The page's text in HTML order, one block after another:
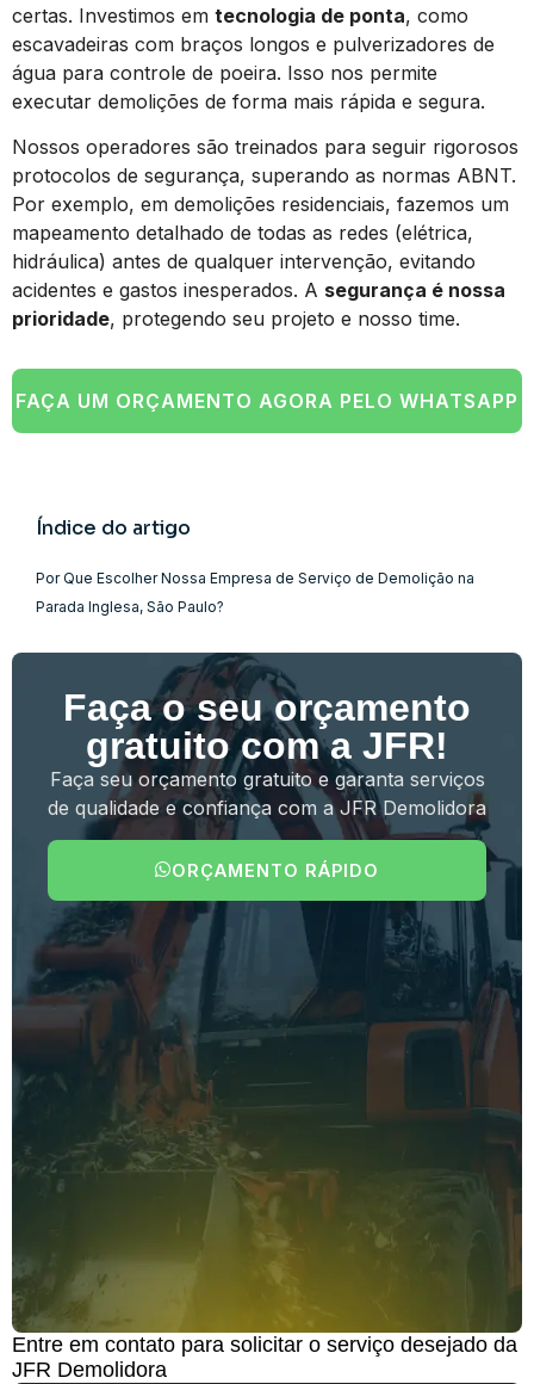
certas. Investimos em tecnologia de ponta, como
escavadeiras com braços longos e pulverizadores de
água para controle de poeira. Isso nos permite
executar demolições de forma mais rápida e segura.
Nossos operadores são treinados para seguir rigorosos
protocolos de segurança, superando as normas ABNT.
Por exemplo, em demolições residenciais, fazemos um
mapeamento detalhado de todas as redes (elétrica,
hidráulica) antes de qualquer intervenção, evitando
acidentes e gastos inesperados. A segurança é nossa
prioridade, protegendo seu projeto e nosso time.
FAÇA UM ORÇAMENTO AGORA PELO WHATSAPP
Índice do artigo
Por Que Escolher Nossa Empresa de Serviço de Demolição na
Parada Inglesa, São Paulo?
Faça o seu orçamento
gratuito com a JFR!
Faça seu orçamento gratuito e garanta serviços
de qualidade e confiança com a JFR Demolidora
ORÇAMENTO RÁPIDO
Entre em contato para solicitar o serviço desejado da
JFR Demolidora